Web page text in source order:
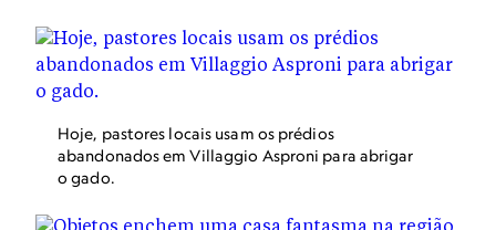
Hoje, pastores locais usam os prédios
abandonados em Villaggio Asproni para abrigar
o gado.